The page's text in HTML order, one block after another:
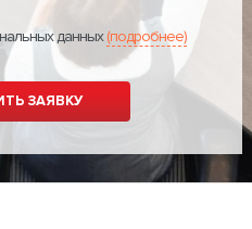
данных(подробнее)